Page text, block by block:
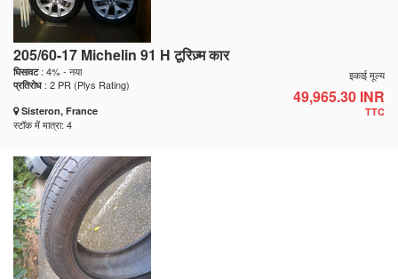
205/60-17 Michelin 91 H टूरिज़्म कार
घिसावट: 4% - नया
प्रतिरोध : 2 PR (Plys Rating)
Sisteron, France
स्टॉक में मात्रा: 4
इकाई मूल्य
49,965.30 INR
TTC